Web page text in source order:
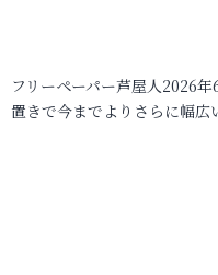
フリーペーパー芦屋人2026
置きで今までよりさらに幅